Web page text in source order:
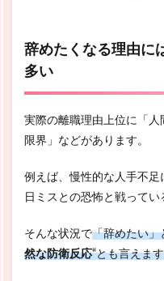
辞めたくなる理由に
多い
実際の離職理由上位に「
限界」などがあります。
例えば、慢性的な人手不
日ミスとの恐怖と戦ってい
そんな状況で「辞めたい」
然な防衛反応“とも言えま